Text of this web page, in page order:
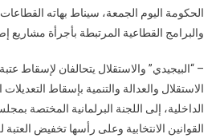
الحكومة اليوم الجمعة، سيناط بهاته
والبرامج القطاعية المرتبطة بأجرأة مشاريع
– “البيجيدي” والاستقلال يتحالفان لإسقاط
الاستقلال والعدالة والتنمية بإسقاط
الداخلية، إلى اللجنة البرلمانية المختصة
القوانين الانتخابية وعلى رأسها تخفيض